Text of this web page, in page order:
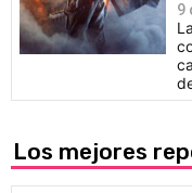
9
Los mejores